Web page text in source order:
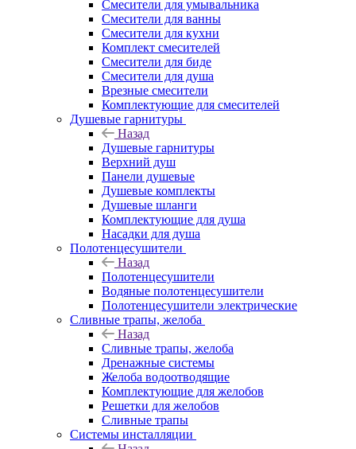
Смесители для умывальника
Смесители для ванны
Смесители для кухни
Комплект смесителей
Смесители для биде
Смесители для душа
Врезные смесители
Комплектующие для смесителей
Душевые гарнитуры
Назад
Душевые гарнитуры
Верхний душ
Панели душевые
Душевые комплекты
Душевые шланги
Комплектующие для душа
Насадки для душа
Полотенцесушители
Назад
Полотенцесушители
Водяные полотенцесушители
Полотенцесушители электрические
Сливные трапы, желоба
Назад
Сливные трапы, желоба
Дренажные системы
Желоба водоотводящие
Комплектующие для желобов
Решетки для желобов
Сливные трапы
Системы инсталляции